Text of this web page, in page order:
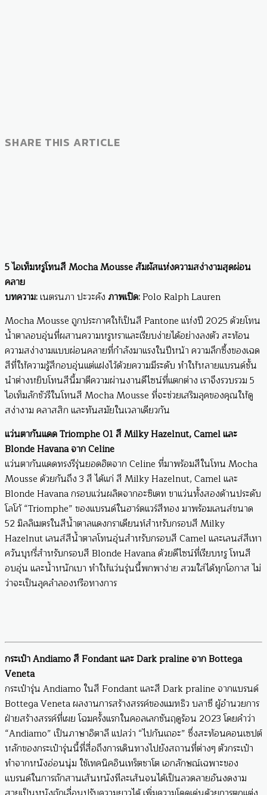
SHARE THIS ARTICLE
5 ไอเท็มหรูโทนสี Mocha Mousse สัมผัสแห่งความสง่างามสุดผ่อน
คลาย
บทความ:เนตรนภา ปะวะคัง ภาพเปิด: Polo Ralph Lauren
Mocha Mousse ถูกประกาศให้เป็นสี Pantone แห่งปี 2025 ด้วยโทน
น้ำตาลอบอุ่นที่ผสานความหรูหราและเรียบง่ายได้อย่างลงตัว สะท้อน
ความสง่างามแบบผ่อนคลายที่กำลังมาแรงในปีหน้า ความลึกซึ้งของเฉด
สีที่ให้ความรู้สึกอบอุ่นแต่แฝงไว้ด้วยความมีระดับ ทำให้หลายแบรนด์ชั้น
นำต่างหยิบโทนสีนี้มาตีความผ่านงานดีไซน์ที่แตกต่าง เราจึงรวบรวม 5
ไอเท็มลักชัวรีในโทนสี Mocha Mousse ที่จะช่วยเสริมลุคของคุณให้ดู
สง่างาม คลาสสิก และทันสมัยในเวลาเดียวกัน
แว่นตากันแดด Triomphe 01 สี Milky Hazelnut, Camel และ
Blonde Havana จาก Celine
แว่นตากันแดดทรงรีรุ่นยอดฮิตจาก Celine ที่มาพร้อมสีในโทน Mocha
Mousse ด้วยกันถึง 3 สี ได้แก่ สี Milky Hazelnut, Camel และ
Blonde Havana กรอบแว่นผลิตจากอะซิเตท ขาแว่นทั้งสองด้านประดับ
โลโก้ “Triomphe” ของแบรนด์ในฮาร์ดแวร์สีทอง มาพร้อมเลนส์ขนาด
52 มิลลิเมตรในสีน้ำตาลแดงกราเดียนท์สำหรับกรอบสี Milky
Hazelnut เลนส์สีน้ำตาลโทนอุ่นสำหรับกรอบสี Camel และเลนส์สีเทา
ควันบุหรี่สำหรับกรอบสี Blonde Havana ด้วยดีไซน์ที่เรียบหรู โทนสี
อบอุ่น และน้ำหนักเบา ทำให้แว่นรุ่นนี้พกพาง่าย สวมใส่ได้ทุกโอกาส ไม่
ว่าจะเป็นลุคลำลองหรือทางการ
กระเป๋าAndiamo สี Fondant และ Dark praline จาก Bottega
Veneta
กระเป๋ารุ่น Andiamo ในสี Fondant และสี Dark praline จากแบรนด์
Bottega Veneta ผลงานการสร้างสรรค์ของแมทธิว บลาซี ผู้อำนวยการ
ฝ่ายสร้างสรรค์ที่เผย โฉมครั้งแรกในคอลเลกชันฤดูร้อน 2023 โดยคำว่า
“Andiamo” เป็นภาษาอิตาลี แปลว่า “ไปกันเถอะ” ซึ่งสะท้อนคอนเซปต์
หลักของกระเป๋ารุ่นนี้ที่สื่อถึงการเดินทางไปยังสถานที่ต่างๆ ตัวกระเป๋า
ทำจากหนังอ่อนนุ่ม ใช้เทคนิคอินเทร็ตชาโต เอกลักษณ์เฉพาะของ
แบรนด์ในการถักสานเส้นหนังทีละเส้นจนได้เป็นลวดลายอันงดงาม